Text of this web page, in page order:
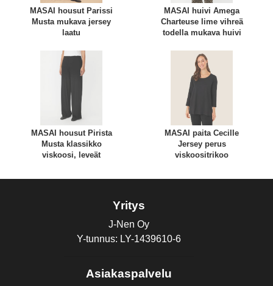
MASAI housut Parissi
Musta mukava jersey
laatu
MASAI huivi Amega
Charteuse lime vihreä
todella mukava huivi
MASAI housut Pirista
Musta klassikko
viskoosi, leveät
MASAI paita Cecille
Jersey perus
viskoositrikoo
Yritys
J-Nen Oy
Y-tunnus: LY-1439610-6
Asiakaspalvelu